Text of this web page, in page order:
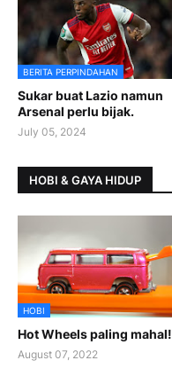
BERITA PERPINDAHAN
Sukar buat Lazio namun
Arsenal perlu bijak.
July 05, 2024
HOBI & GAYA HIDUP
HOBI
Hot Wheels paling mahal!
August 07, 2022